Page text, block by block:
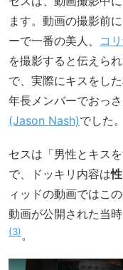
ます。動画の撮影前
ーで一番の美人、 コ
を撮影すると伝えら
で、実際にキスをし
年長メンバーでおっ
(Jason Nash)でした。
セスは「男性とキス
で、ドッキリ内容は
ィッドの動画ではこ
動画が公開された当
3 。